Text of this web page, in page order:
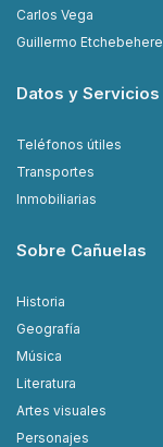
Carlos Vega
Guillermo Etchebehere
Datos y Servicios
Teléfonos útiles
Transportes
Inmobiliarias
Sobre Cañuelas
Historia
Geografía
Música
Literatura
Artes visuales
Personajes